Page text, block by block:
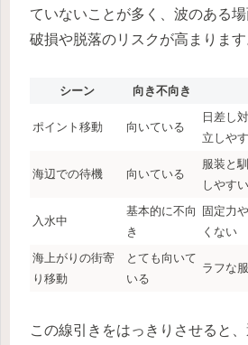
ていないことが多く、波のある
破損や脱落のリスクが高まります
シーン 向き不向き
ポイント移動 向いている
日差し
立しや
海辺での待機 向いている
服装と
しやすい
入水中
基本的に不向
き
固定力
くない
海上がりの街寄
り移動
とても向いて
いる
ラフな
この線引きをはっきりさせると